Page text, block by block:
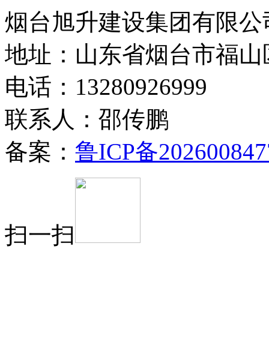
烟台旭升建设集团有限
地址：山东省烟台市福
电话：13280926999
联系人：邵传鹏
备案： 鲁ICP备
扫一扫